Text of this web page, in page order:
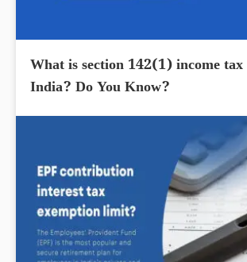
What is section 142(1) income
India? Do You Know?